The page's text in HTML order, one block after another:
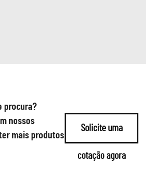
procura?
nossos
mais produtos
Solicite uma
cotação agora